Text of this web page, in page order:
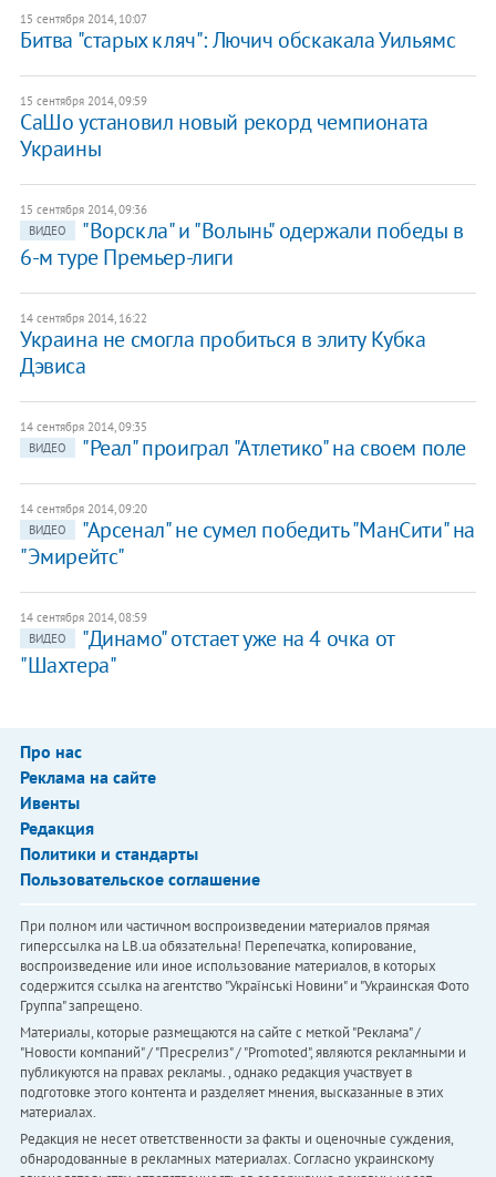
15 сентября 2014, 10:07
Битва "старых кляч": Лючич обскакала Уильямс
15 сентября 2014, 09:59
СаШо установил новый рекорд чемпионата
Украины
15 сентября 2014, 09:36
ВИДЕО
"Ворскла" и "Волынь" одержали победы в
6-м туре Премьер-лиги
14 сентября 2014, 16:22
Украина не смогла пробиться в элиту Кубка
Дэвиса
14 сентября 2014, 09:35
ВИДЕО
"Реал" проиграл "Атлетико" на своем поле
14 сентября 2014, 09:20
ВИДЕО
"Арсенал" не сумел победить "МанСити" на
"Эмирейтс"
14 сентября 2014, 08:59
ВИДЕО
"Динамо" отстает уже на 4 очка от
"Шахтера"
Про нас
Реклама на сайте
Ивенты
Редакция
Политики и стандарты
Пользовательское соглашение
При полном или частичном воспроизведении материалов прямая
гиперссылка на LB.ua обязательна! Перепечатка, копирование,
воспроизведение или иное использование материалов, в которых
содержится ссылка на агентство "Українськi Новини" и "Украинская Фото
Группа" запрещено.
Материалы, которые размещаются на сайте с меткой "Реклама" /
"Новости компаний" / "Пресрелиз" / "Promoted", являются рекламными и
публикуются на правах рекламы. , однако редакция участвует в
подготовке этого контента и разделяет мнения, высказанные в этих
материалах.
Редакция не несет ответственности за факты и оценочные суждения,
обнародованные в рекламных материалах. Согласно украинскому